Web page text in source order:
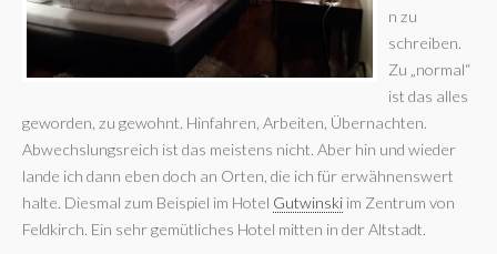
n zu
schreiben.
Zu „normal“
ist das alles
geworden, zu gewohnt. Hinfahren, Arbeiten, Übernachten.
Abwechslungsreich ist das meistens nicht. Aber hin und wieder
lande ich dann eben doch an Orten, die ich für erwähnenswert
halte. Diesmal zum Beispiel im Hotel Gutwinski im Zentrum von
Feldkirch. Ein sehr gemütliches Hotel mitten in der Altstadt.